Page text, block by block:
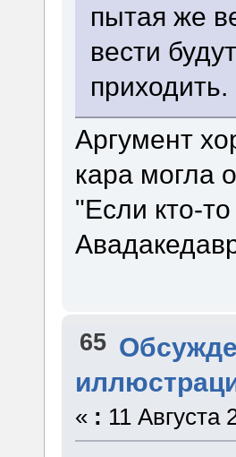
пытая же
вести
приходить.
Аргумент
кара могла
"Если кто-
65
« : 11 Августа